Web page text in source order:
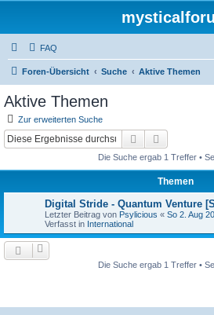
FAQ
Foren-Übersicht Suche Aktive Themen
Aktive Themen
Zur erweiterten Suche
Suche
Die Suche ergab 1 Treffer •
Themen
Digital Stride - Quantum Venture
Letzter Beitrag von Psylicious « So 2. Aug
Verfasst in International
Die Suche ergab 1 Treffer •